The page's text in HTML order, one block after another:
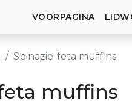
VOORPAGINA
Spinazie-feta muffins
muffins